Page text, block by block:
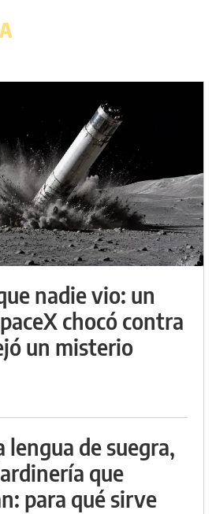
nadie vio: un
chocó contra
un misterio
lengua de suegra,
que
para qué sirve